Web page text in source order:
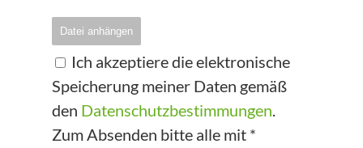
Datei anhängen
Ich akzeptiere die elektronische
Speicherung meiner Daten gemäß
den Datenschutzbestimmungen.
Zum Absenden bitte alle mit *